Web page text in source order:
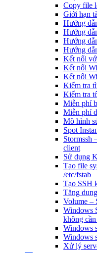
Copy file
Giới hạn
Hướng
Hướng
Hướng
Hướng
Kết nối
Kết nối
Kết nối
Kiểm tra
Kiểm tra
Miễn phí
Miễn phí
Mô hình
Spot
Stormssh
client
Sử dụng
Tạo file
/etc/fstab
Tạo SSH
Tăng
Volume –
Windows
không
Windows
Windows
Xử lý